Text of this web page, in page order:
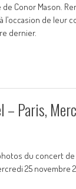
Conor Mason.
l’occasion de leur
dernier.
– Paris,
du concert de
25 novembre